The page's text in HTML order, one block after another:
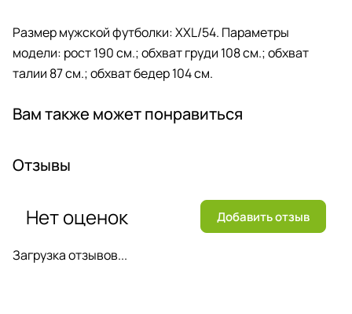
Размер мужской футболки: XXL/54. Параметры
модели: рост 190 см.; обхват груди 108 см.; обхват
талии 87 см.; обхват бедер 104 см.
Вам также может понравиться
Отзывы
Загрузка отзывов...
Нет оценок Добавить отзыв